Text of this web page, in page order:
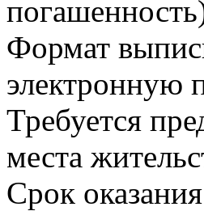
Формат
электронную
Требуется
места
Срок